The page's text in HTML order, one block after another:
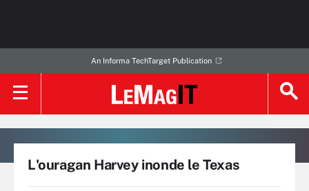
An Informa TechTarget Publication
L'ouragan Harvey inonde le Texas